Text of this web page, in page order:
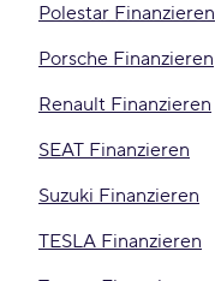
Polestar Finanzieren
Porsche Finanzieren
Renault Finanzieren
SEAT Finanzieren
Suzuki Finanzieren
TESLA Finanzieren